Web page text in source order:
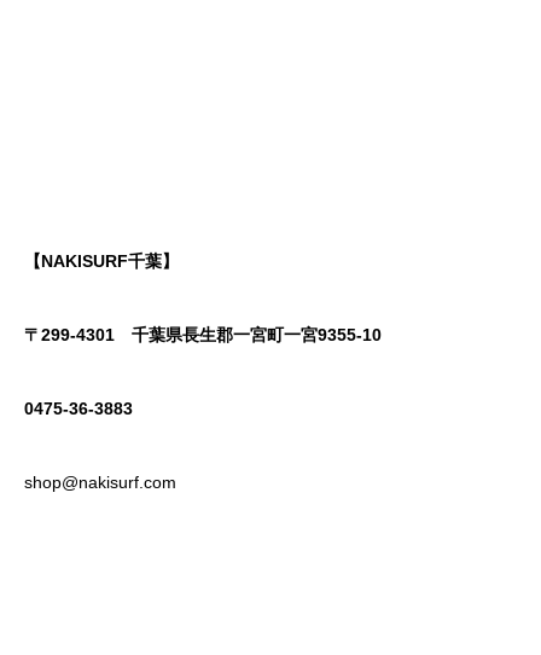
【NAKISURF千葉】
〒299-4301 千葉県長生郡一宮町一宮9355-10
0475-36-3883
shop@nakisurf.com